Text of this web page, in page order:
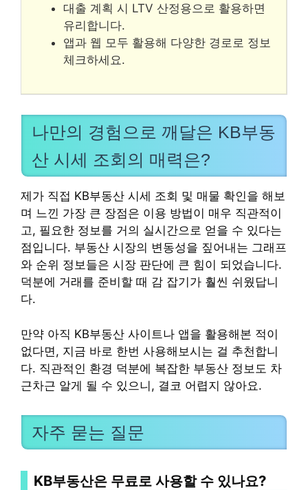
대출 계획 시 LTV 산정용으로 활용하면
유리합니다.
앱과 웹 모두 활용해 다양한 경로로 정보
체크하세요.
나만의 경험으로 깨달은 KB부동
산 시세 조회의 매력은?
제가 직접 KB부동산 시세 조회 및 매물 확인을 해보
며 느낀 가장 큰 장점은 이용 방법이 매우 직관적이
고, 필요한 정보를 거의 실시간으로 얻을 수 있다는
점입니다. 부동산 시장의 변동성을 짚어내는 그래프
와 순위 정보들은 시장 판단에 큰 힘이 되었습니다.
덕분에 거래를 준비할 때 감 잡기가 훨씬 쉬웠답니
다.
만약 아직 KB부동산 사이트나 앱을 활용해본 적이
없다면, 지금 바로 한번 사용해보시는 걸 추천합니
다. 직관적인 환경 덕분에 복잡한 부동산 정보도 차
근차근 알게 될 수 있으니, 결코 어렵지 않아요.
자주 묻는 질문
KB부동산은 무료로 사용할 수 있나요?